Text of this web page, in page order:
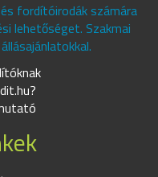
fordítóirodák számára
lehetőséget. Szakmai